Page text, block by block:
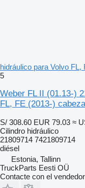
hidráulico para Volvo
5
Weber FL II (01.13-)
FL, FE (2013-)
S/ 308.60 EUR 79.03 ≈
Cilindro hidráulico
21809714 7421809714
diésel
Estonia, Tallinn
TruckParts Eesti OÜ
Contacte con el vendedor